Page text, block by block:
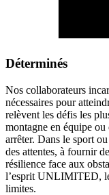
Déterminés
Nos collaborateurs
nécessaires pour
relèvent les défis les
montagne en équipe
arrêter. Dans le sport
des attentes, à fournir
résilience face aux
l’esprit UNLIMITED,
limites.